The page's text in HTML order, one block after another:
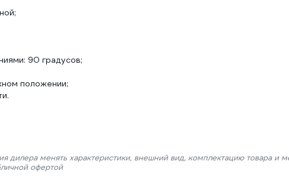
90 градусов;
положении;
дилера менять характеристики, внешний вид, комплектацию товара и
офертой